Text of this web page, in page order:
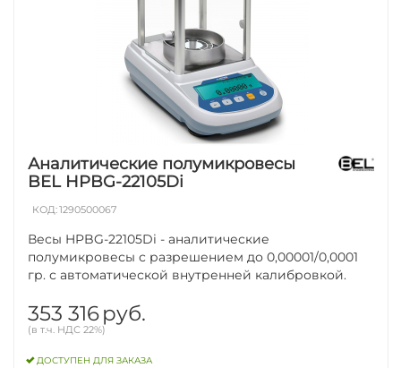
Аналитические полумикровесы
BEL HPBG-22105Di
КОД:1290500067
Весы HPBG-22105Di - аналитические
полумикровесы с разрешением до 0,00001/0,0001
гр. с автоматической внутренней калибровкой.
353 316руб.
(в т.ч. НДС 22%)
ДОСТУПЕН ДЛЯ ЗАКАЗА